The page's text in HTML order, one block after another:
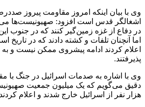
وی با بیان اینکه امروز مقاومت پیروز
اشغالگر قدس است افزود: صهیونیست‌ها
در دفاع از غزه زمین‌گیر کنند که در جنوب
اما آنچنان تلفات و کشته دادند که در تاریخ
اعلام کردند ادامه پیشروی ممکن نیست و
پذیرفتند.
وی با اشاره به صدمات اسرائیل در جنگ با
هزار نفر از اسرائیل خارج شدند و اعلام